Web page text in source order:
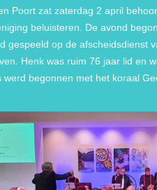
Poort zat zaterdag 2 april
beluisteren. De avond
gespeeld op de afscheidsdienst
Henk was ruim 76 jaar lid en
werd begonnen met het koraal